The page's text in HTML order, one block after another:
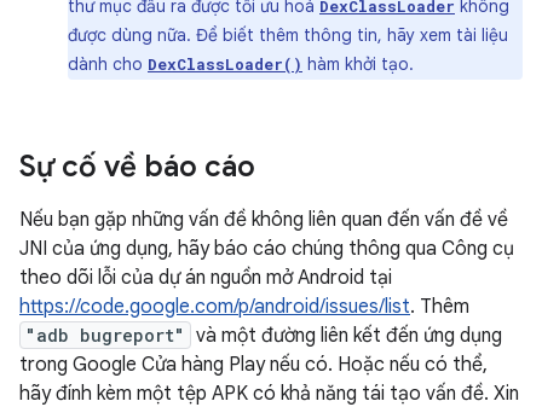
thư mục đầu ra được tối ưu hoá DexClassLoader không
được dùng nữa. Để biết thêm thông tin, hãy xem tài liệu
dành cho DexClassLoader() hàm khởi tạo.
Sự cố về báo cáo
Nếu bạn gặp những vấn đề không liên quan đến vấn đề về
JNI của ứng dụng, hãy báo cáo chúng thông qua Công cụ
theo dõi lỗi của dự án nguồn mở Android tại
https://code.google.com/p/android/issues/list. Thêm
"adb bugreport"
và một đường liên kết đến ứng dụng
trong Google Cửa hàng Play nếu có. Hoặc nếu có thể,
hãy đính kèm một tệp APK có khả năng tái tạo vấn đề. Xin